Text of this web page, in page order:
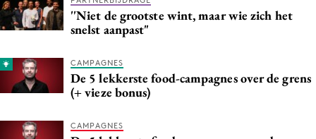
''Niet de grootste wint, maar wie zich het
snelst aanpast"
CAMPAGNES
De 5 lekkerste food-campagnes over de grens
(+ vieze bonus)
CAMPAGNES